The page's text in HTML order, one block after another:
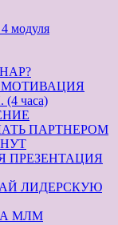
часа)
ПАРТНЕРОМ
ПРЕЗЕНТАЦИЯ
ЛИДЕРСКУЮ
МЛМ